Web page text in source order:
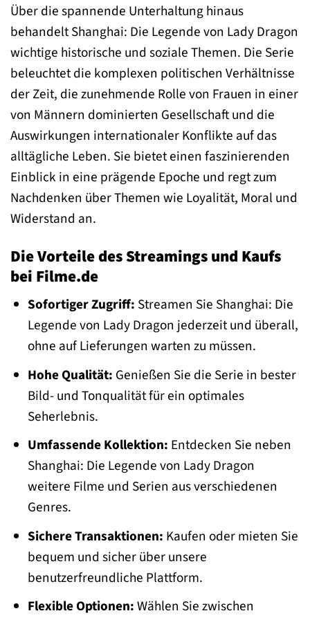
Über die spannende Unterhaltung hinaus
behandelt Shanghai: Die Legende von Lady Dragon
wichtige historische und soziale Themen. Die Serie
beleuchtet die komplexen politischen Verhältnisse
der Zeit, die zunehmende Rolle von Frauen in einer
von Männern dominierten Gesellschaft und die
Auswirkungen internationaler Konflikte auf das
alltägliche Leben. Sie bietet einen faszinierenden
Einblick in eine prägende Epoche und regt zum
Nachdenken über Themen wie Loyalität, Moral und
Widerstand an.
Die Vorteile des Streamings und Kaufs
bei Filme.de
Sofortiger Zugriff: Streamen Sie Shanghai: Die
Legende von Lady Dragon jederzeit und überall,
ohne auf Lieferungen warten zu müssen.
Hohe Qualität: Genießen Sie die Serie in bester
Bild- und Tonqualität für ein optimales
Seherlebnis.
Umfassende Kollektion: Entdecken Sie neben
Shanghai: Die Legende von Lady Dragon
weitere Filme und Serien aus verschiedenen
Genres.
Sichere Transaktionen: Kaufen oder mieten Sie
bequem und sicher über unsere
benutzerfreundliche Plattform.
Flexible Optionen:Wählen Sie zwischen